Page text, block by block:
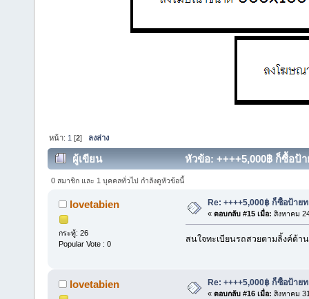
หน้า: 1 [2] ลงล่าง
ผู้เขียน หัวข้อ: ++++5,000฿ ก็ซื้อป้
0 สมาชิก และ 1 บุคคลทั่วไป กำลังดูหัวข้อนี้
lovetabien
กระทู้: 26
Popular Vote : 0
Re: ++++5,000฿ ก็ซื้อป้าย
« ตอบกลับ #15 เมื่อ: สิงหาคม
สนใจทะเบียนรถสวยตามลิ้งค์ด้า
lovetabien Re: ++++5,000฿ ก็ซื้อป้าย
« ตอบกลับ #16 เมื่อ: สิงหาคม